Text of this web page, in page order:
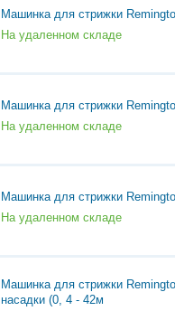
Машинка для стрижки
На удаленном складе
Машинка для стрижки
На удаленном складе
Машинка для стрижки
На удаленном складе
Машинка для стрижки
насадки (0, 4 - 42м